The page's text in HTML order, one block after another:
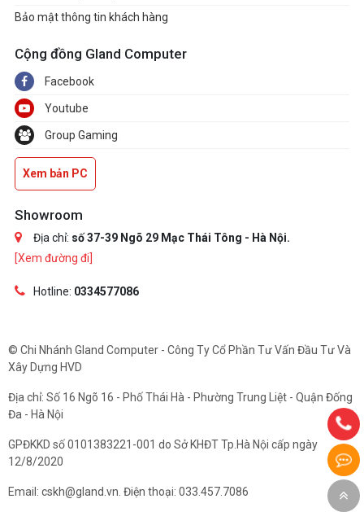
Bảo mật thông tin khách hàng
Cộng đồng Gland Computer
Facebook
Youtube
Group Gaming
Xem bản PC
Showroom
Địa chỉ: số 37-39 Ngõ 29 Mạc Thái Tông - Hà Nội.
[Xem đường đi]
Hotline: 0334577086
© Chi Nhánh Gland Computer - Công Ty Cổ Phần Tư Vấn Đầu Tư Và
Xây Dựng HVD
Địa chỉ: Số 16 Ngõ 16 - Phố Thái Hà - Phường Trung Liệt - Quận Đống
Đa - Hà Nội
GPĐKKD số 0101383221-001 do Sở KHĐT Tp.Hà Nội cấp ngày
12/8/2020
Email: cskh@gland.vn. Điện thoại: 033.457.7086